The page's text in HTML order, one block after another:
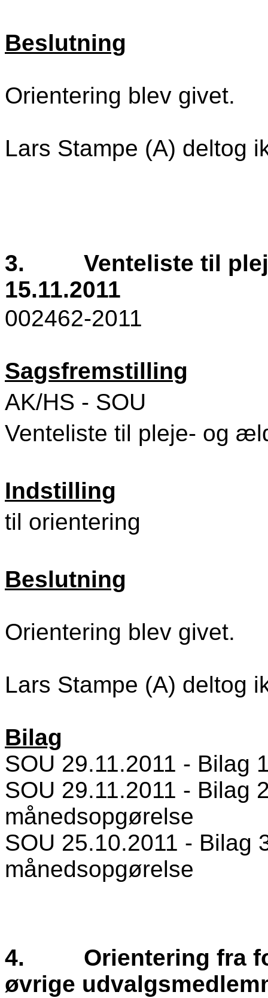
Beslutning
Orientering blev givet.
Lars Stampe (A) deltog
3.
Venteliste til
15.11.2011
002462-2011
Sagsfremstilling
AK/HS - SOU
Venteliste til pleje- og
Indstilling
til orientering
Beslutning
Orientering blev givet.
Lars Stampe (A) deltog
Bilag
SOU 29.11.2011 - Bilag
SOU 29.11.2011 - Bilag
månedsopgørelse
SOU 25.10.2011 - Bilag
månedsopgørelse
4.
Orientering fra
øvrige